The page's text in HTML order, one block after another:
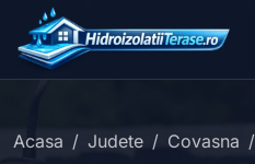
Acasa Judete Covasna